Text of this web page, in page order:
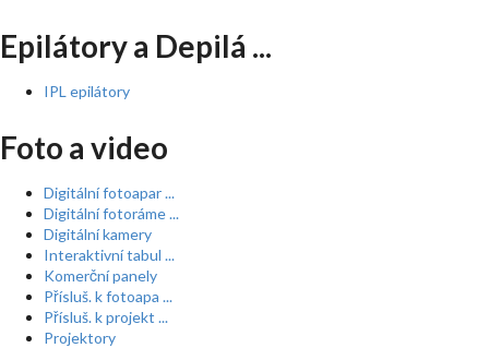
Epilátory a Depilá ...
IPL epilátory
Foto a video
Digitální fotoapar ...
Digitální fotoráme ...
Digitální kamery
Interaktivní tabul ...
Komerční panely
Přísluš. k fotoapa ...
Přísluš. k projekt ...
Projektory